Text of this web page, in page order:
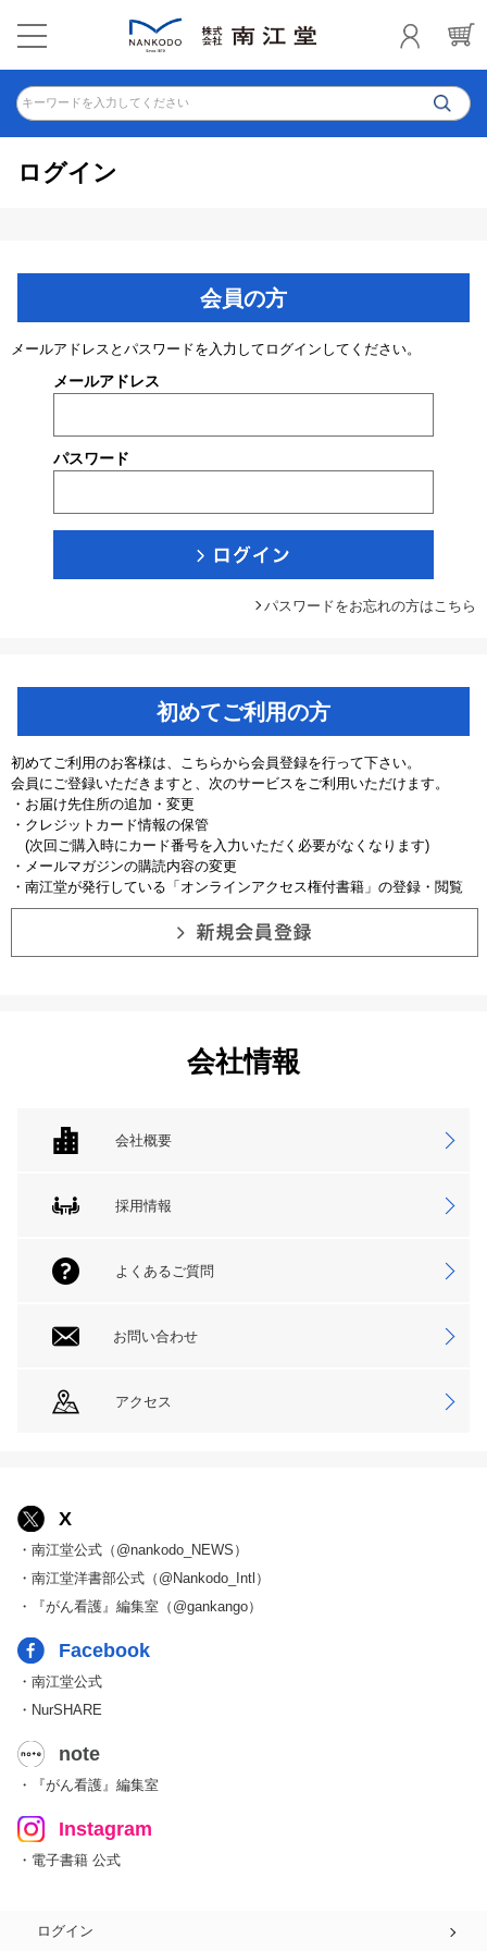
キーワードを入力してください
ログイン
会員の方
メールアドレスとパスワードを入力してログインしてください。
メールアドレス
パスワード
パスワードをお忘れの方はこちら
初めてご利用の方
初めてご利用のお客様は、こちらから会員登録を行って下さい。
会員にご登録いただきますと、次のサービスをご利用いただけます。
・お届け先住所の追加・変更
・クレジットカード情報の保管
(次回ご購入時にカード番号を入力いただく必要がなくなります)
・メールマガジンの購読内容の変更
・南江堂が発行している「オンラインアクセス権付書籍」の登録・閲覧
会社情報
会社概要
採用情報
よくあるご質問
お問い合わせ
アクセス
X
・南江堂公式（@nankodo_NEWS）
・南江堂洋書部公式（@Nankodo_Intl）
・『がん看護』編集室（@gankango）
Facebook
・南江堂公式
・NurSHARE
note
・『がん看護』編集室
Instagram
・電子書籍 公式
ログイン